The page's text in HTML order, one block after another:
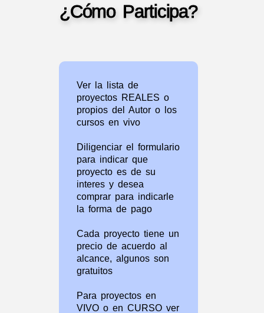
¿Cómo Participa?
Ver la lista de
proyectos REALES o
propios del Autor o los
cursos en vivo
Diligenciar el formulario
para indicar que
proyecto es de su
interes y desea
comprar para indicarle
la forma de pago
Cada proyecto tiene un
precio de acuerdo al
alcance, algunos son
gratuitos
Para proyectos en
VIVO o en CURSO ver